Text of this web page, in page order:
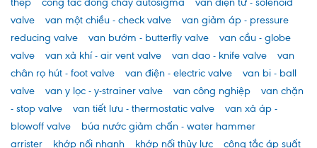
valve
van một chiều - check valve
van giảm áp - pressure
reducing valve
van bướm - butterfly valve
van cầu - globe
valve
van xả khí - air vent valve van dao - knife valve
van
chân rọ hút - foot valve
van điện - electric valve
van bi - ball
valve
van y lọc - y-strainer valve van công nghiệp
van chặn
- stop valve
van tiết lưu - thermostatic valve
van xả áp -
blowoff valve
búa nước giảm chấn - water hammer
arrister
khớp nối nhanh khớp nối thủy lực
công tắc áp suất